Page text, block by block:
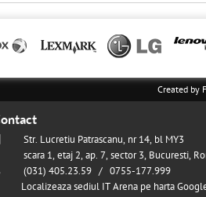
Created by
Str. Lucretiu Patrascanu, nr 14, bl MY3
scara 1, etaj 2, ap. 7, sector 3, Bucuresti,
(031) 405.23.59 / 0755-177.999
Localizeaza sediul IT Arena pe harta